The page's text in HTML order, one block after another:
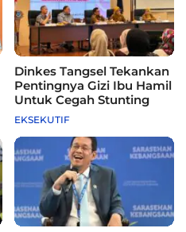
Dinkes Tangsel Tekankan
Pentingnya Gizi Ibu Hamil
Untuk Cegah Stunting
EKSEKUTIF